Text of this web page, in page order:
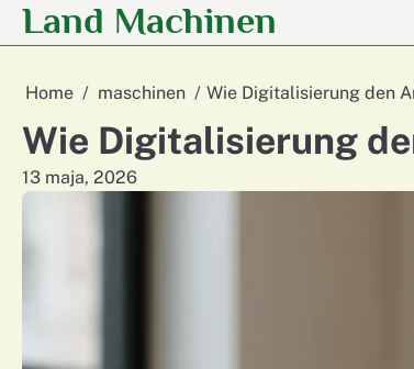
SkipLand Machinen
Home maschinen Wie Digitalisierung den
Wie Digitalisierung
13 maja, 2026